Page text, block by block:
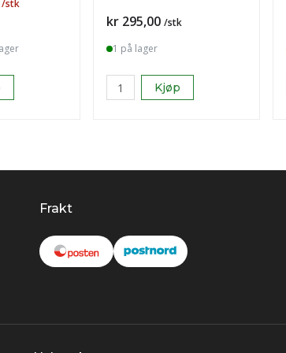
/stk
Pris
kr 295,00 /stk
1 på lager
Kjøp
Frakt